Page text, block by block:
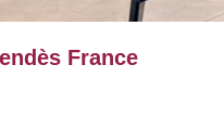
France